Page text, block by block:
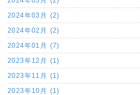
2024年03月 (2)
2024年02月 (2)
2024年01月 (7)
2023年12月 (1)
2023年11月 (1)
2023年10月 (1)